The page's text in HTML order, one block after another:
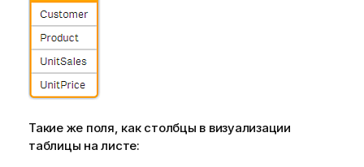
Такие же поля, как столбцы в визуализации
таблицы на листе: